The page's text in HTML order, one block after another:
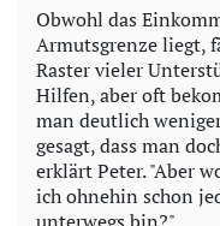
Obwohl das
Armutsgrenze liegt,
Raster vieler
Hilfen, aber oft
man deutlich
gesagt, dass man
erklärt Peter. "Aber
ich ohnehin schon